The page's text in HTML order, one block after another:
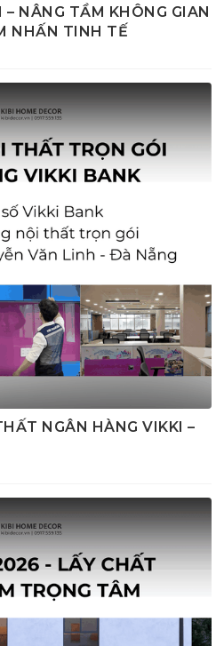
NÂNG TẦM KHÔNG GIAN
NHẤN TINH TẾ
NGÂN HÀNG VIKKI –